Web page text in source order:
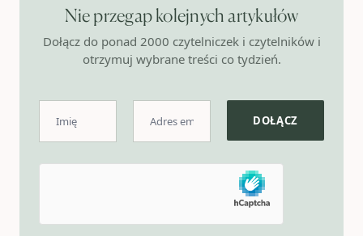
Nie przegap kolejnych artykułów
Dołącz do ponad 2000 czytelniczek i czytelników i
otrzymuj wybrane treści co tydzień.